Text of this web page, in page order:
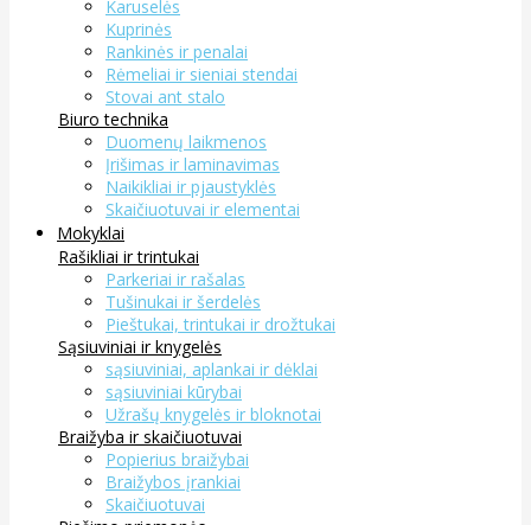
Karuselės
Kuprinės
Rankinės ir penalai
Rėmeliai ir sieniai stendai
Stovai ant stalo
Biuro technika
Duomenų laikmenos
Įrišimas ir laminavimas
Naikikliai ir pjaustyklės
Skaičiuotuvai ir elementai
Mokyklai
Rašikliai ir trintukai
Parkeriai ir rašalas
Tušinukai ir šerdelės
Pieštukai, trintukai ir drožtukai
Sąsiuviniai ir knygelės
sąsiuviniai, aplankai ir dėklai
sąsiuviniai kūrybai
Užrašų knygelės ir bloknotai
Braižyba ir skaičiuotuvai
Popierius braižybai
Braižybos įrankiai
Skaičiuotuvai